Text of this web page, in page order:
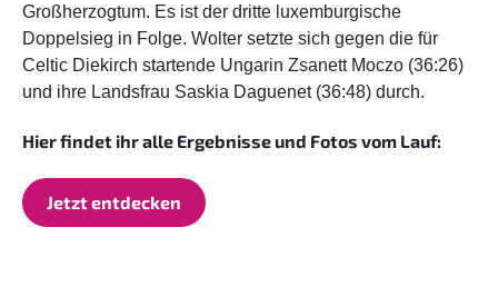
Großherzogtum. Es ist der dritte luxemburgische
Doppelsieg in Folge. Wolter setzte sich gegen die für
Celtic Diekirch startende Ungarin Zsanett Moczo (36:26)
und ihre Landsfrau Saskia Daguenet (36:48) durch.
Hier findet ihr alle Ergebnisse und Fotos vom Lauf:
Jetzt entdecken